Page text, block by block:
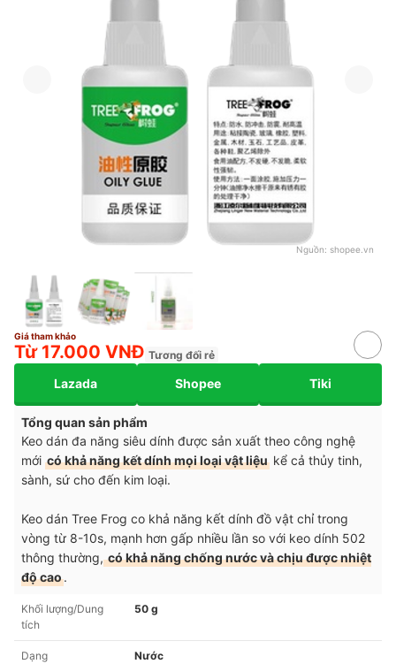
Nguồn: shopee.vn
Giá tham khảo
Từ 17.000 VNĐ Tương đối rẻ
Lazada Shopee Tiki
Tổng quan sản phẩm
Keo dán đa năng siêu dính được sản xuất theo công nghệ
mới có khả năng kết dính mọi loại vật liệu kể cả thủy tinh,
sành, sứ cho đến kim loại.
Keo dán Tree Frog co khả năng kết dính đồ vật chỉ trong
vòng từ 8-10s, mạnh hơn gấp nhiều lần so với keo dính 502
thông thường,có khả năng chống nước và chịu được nhiệt
độ cao.
Khối lượng/Dung
tích
50 g
Dạng Nước